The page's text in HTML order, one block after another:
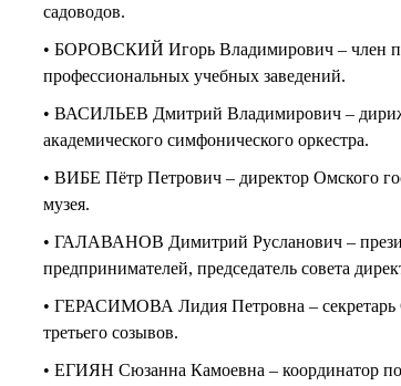
садоводов.
• БОРОВСКИЙ Игорь Владимирович – член
профессиональных учебных заведений.
• ВАСИЛЬЕВ Дмитрий Владимирович –
академического симфонического оркестра.
• ВИБЕ Пётр Петрович – директор Омского
музея.
• ГАЛАВАНОВ Димитрий Русланович –
предпринимателей, председатель совета
• ГЕРАСИМОВА Лидия Петровна – секретарь
третьего созывов.
• ЕГИЯН Сюзанна Камоевна – координатор